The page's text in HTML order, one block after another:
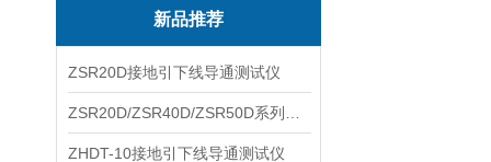
新品推荐
ZSR20D接地引下线导通测试仪
ZHDT-10接地引下线导通测试仪